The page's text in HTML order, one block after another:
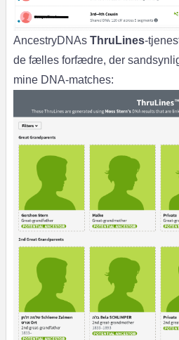
AncestryDNAs ThruLines-
de fælles forfædre, der
mine DNA-matches: